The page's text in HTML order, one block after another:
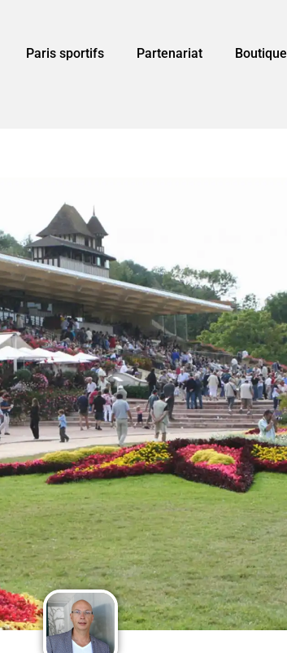
Paris sportifs Partenariat Boutique